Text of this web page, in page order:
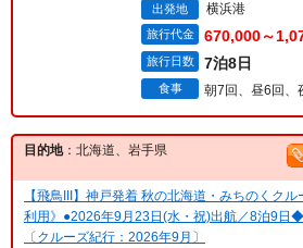
出発地 横浜港
旅行代金 670,000～
旅行日数 7泊8日
食事 朝7回、昼6回、
目的地：北海道、岩手県
【飛鳥III】神戸発着 秋の北海道・みちのくク
利用》●2026年9月23日(水・祝)出航／8泊9日
〔クルーズ紀行：2026年9月〕